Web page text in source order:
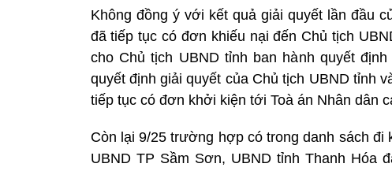
Không đồng ý với kết quả giải quyết lần đầu
đã tiếp tục có đơn khiếu nại đến Chủ tịch
cho Chủ tịch UBND tỉnh ban hành quyết
quyết định giải quyết của Chủ tịch UBND tỉnh
tiếp tục có đơn khởi kiện tới Toà án Nhân dân
Còn lại 9/25 trường hợp có trong danh sách
UBND TP Sầm Sơn, UBND tỉnh Thanh Hóa